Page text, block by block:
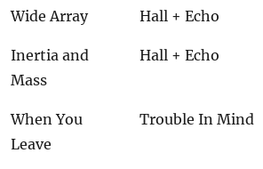
Wide Array Hall + Echo
Inertia and
Mass
Hall + Echo
When You
Leave
Trouble In Mind